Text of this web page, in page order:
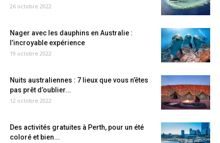
26 octobre 2022
Nager avec les dauphins en Australie :
l’incroyable expérience
19 octobre 2022
Nuits australiennes : 7 lieux que vous n’êtes
pas prêt d’oublier...
12 octobre 2022
Des activités gratuites à Perth, pour un été
coloré et bien...